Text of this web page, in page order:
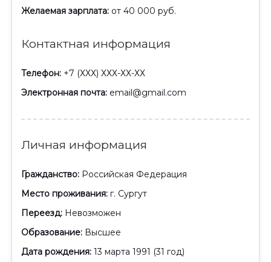
Желаемая зарплата: от 40 000 руб.
Контактная информация
Телефон: +7 (ХХХ) ХХХ-ХХ-ХХ
Электронная почта: email@gmail.com
Личная информация
Гражданство: Российская Федерация
Место проживания: г. Сургут
Переезд: Невозможен
Образование: Высшее
Дата рождения: 13 марта 1991 (31 год)